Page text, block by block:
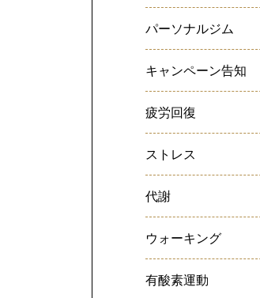
パーソナルジム
キャンペーン告知
疲労回復
ストレス
代謝
ウォーキング
有酸素運動